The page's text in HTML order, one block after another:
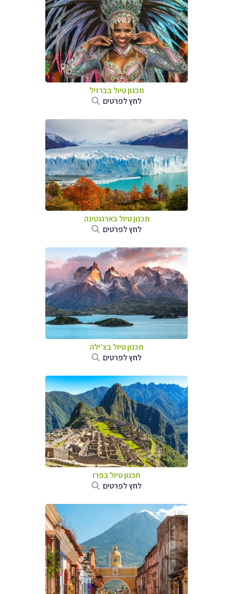
תכנון טיול בברזיל
לחץ לפרטים
תכנון טיול בארגנטינה
לחץ לפרטים
תכנון טיול בצ'ילה
לחץ לפרטים
תכנון טיול בפרו
לחץ לפרטים